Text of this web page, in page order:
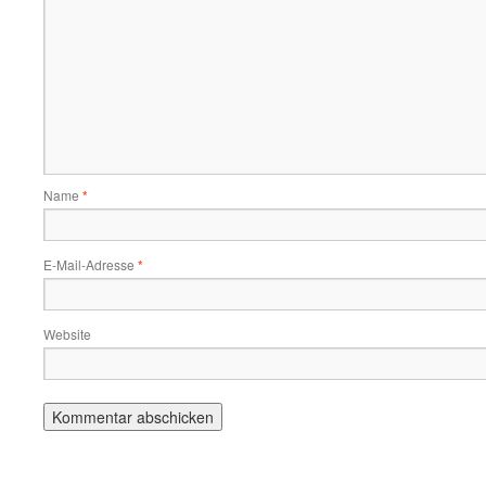
Name *
E-Mail-Adresse *
Website